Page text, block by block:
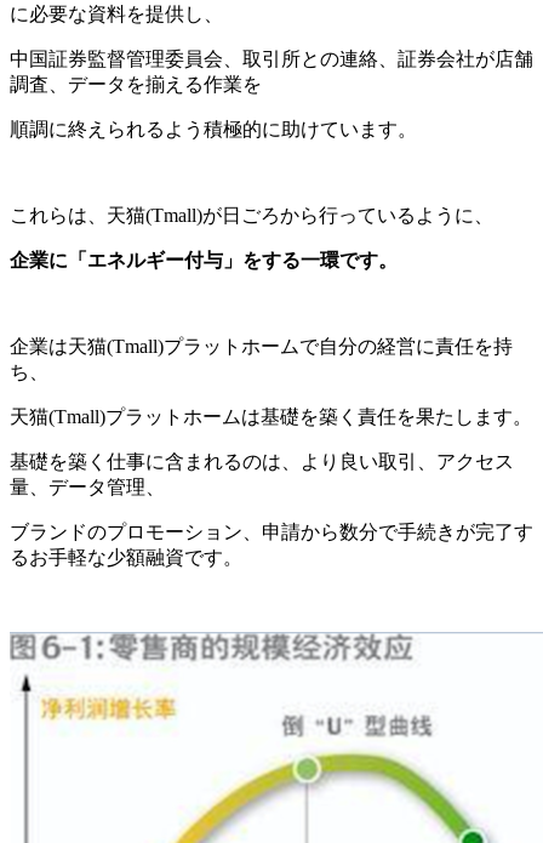
に必要な資料を提供し、
中国証券監督管理委員会、取引所との連絡、証券会社が店舗
調査、データを揃える作業を
順調に終えられるよう積極的に助けています。
これらは、天猫(Tmall)が日ごろから行っているように、
企業に「エネルギー付与」をする一環です。
企業は天猫(Tmall)プラットホームで自分の経営に責任を持
ち、
天猫(Tmall)プラットホームは基礎を築く責任を果たします。
基礎を築く仕事に含まれるのは、より良い取引、アクセス
量、データ管理、
ブランドのプロモーション、申請から数分で手続きが完了す
るお手軽な少額融資です。